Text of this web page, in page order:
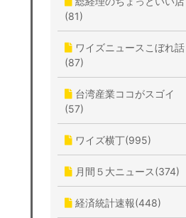
(81)
ワイズニュースこぼれ話
(87)
台湾産業ココがスゴイ
(57)
ワイズ横丁(995)
月間５大ニュース(374)
経済統計速報(448)